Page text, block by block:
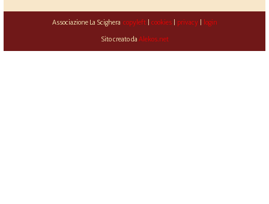
Associazione La Scighera copyleft| cookies| privacy| login
Sito creato da Alekos.net